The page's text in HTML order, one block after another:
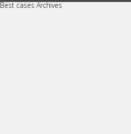
Best cases Archives